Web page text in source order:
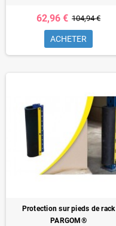
62,96 € 104,94 €
ACHETER
Protection sur pieds de rack
PARGOM®